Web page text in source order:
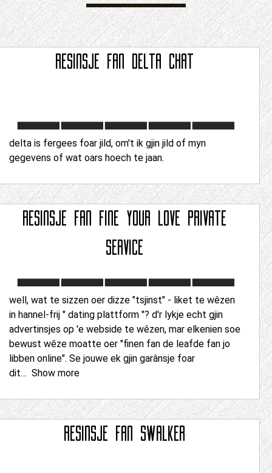
RESINSJE FAN DELTA CHAT
delta is fergees foar jild, om't ik gjin jild of myn
gegevens of wat oars hoech te jaan.
RESINSJE FAN FINE YOUR LOVE PRIVATE
SERVICE
well, wat te sizzen oer dizze "tsjinst" - liket te wêzen
in hannel-frij " dating plattform "? d'r lykje echt gjin
advertinsjes op 'e webside te wêzen, mar elkenien soe
bewust wêze moatte oer "finen fan de leafde fan jo
libben online". Se jouwe ek gjin garânsje foar
dit
Show more
RESINSJE FAN SWALKER